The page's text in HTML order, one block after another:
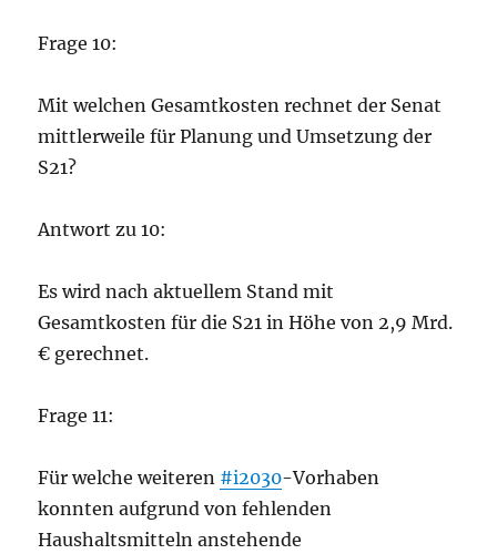
Frage 10:
Mit welchen Gesamtkosten rechnet der Senat
mittlerweile für Planung und Umsetzung der
S21?
Antwort zu 10:
Es wird nach aktuellem Stand mit
Gesamtkosten für die S21 in Höhe von 2,9 Mrd.
€ gerechnet.
Frage 11:
Für welche weiteren #i2030-Vorhaben
konnten aufgrund von fehlenden
Haushaltsmitteln anstehende